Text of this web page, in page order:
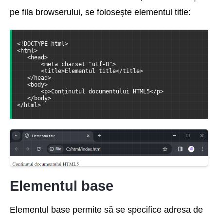
pe fila browserului, se folosește elementul title:
<!DOCTYPE html>
<html>
<head>
<meta charset="utf-8">
<title>Elementul title</title>
</head>
<body>
<p>Conținutul documentului HTML5</p>
</body>
</html>
Elementul base
Elementul base permite să se specifice adresa de